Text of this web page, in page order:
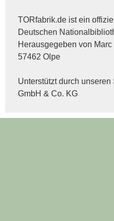
TORfabrik.de ist ein
Deutschen
Herausgegeben von
57462 Olpe
Unterstützt durch unseren
GmbH & Co. KG